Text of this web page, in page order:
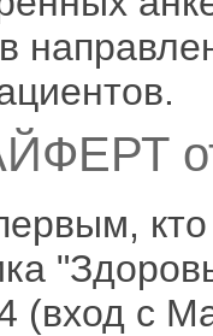
(вход с